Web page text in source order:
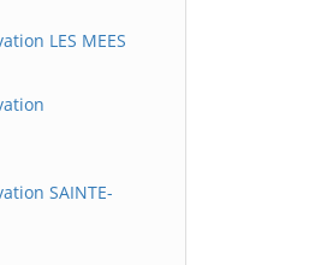
LES MEES
SAINTE-